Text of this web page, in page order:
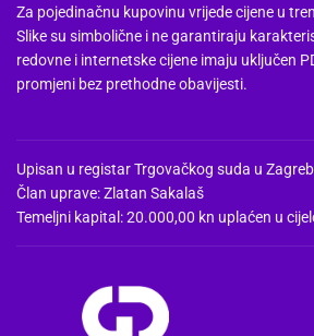
Za pojedinačnu kupovinu vrijede cijene u
Slike su simbolične i ne garantiraju
redovne i internetske cijene imaju uključen
promjeni bez prethodne obavijesti.
Upisan u registar Trgovačkog suda u
Član uprave: Zlatan Sakalaš
Temeljni kapital: 20.000,00 kn uplaćen u